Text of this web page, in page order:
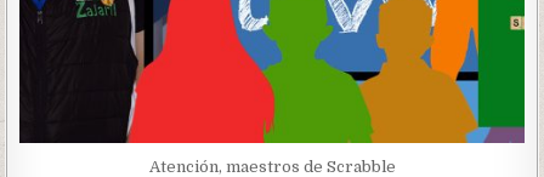
Atención, maestros de Scrabble